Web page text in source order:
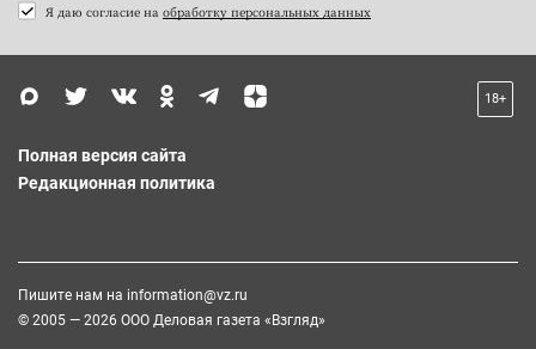
Я даю согласие на обработку персональных данных
18+
Полная версия сайта
Редакционная политика
Пишите нам на information@vz.ru
© 2005 — 2026 ООО Деловая газета «Взгляд»